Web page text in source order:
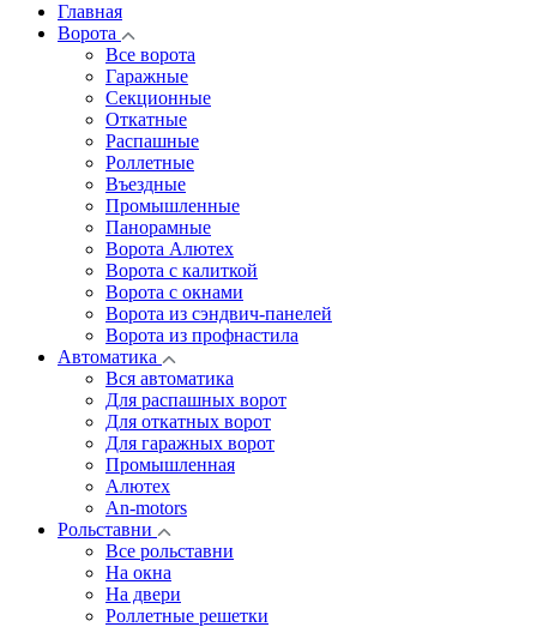
Главная
Ворота
Все ворота
Гаражные
Секционные
Откатные
Распашные
Роллетные
Въездные
Промышленные
Панорамные
Ворота Алютех
Ворота с калиткой
Ворота c окнами
Ворота из сэндвич-панелей
Ворота из профнастила
Автоматика
Вся автоматика
Для распашных ворот
Для откатных ворот
Для гаражных ворот
Промышленная
Алютех
An-motors
Рольставни
Все рольставни
На окна
На двери
Роллетные решетки